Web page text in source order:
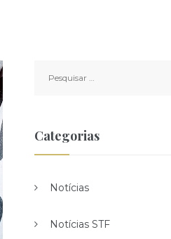
por:
Categorias
Notícias
Notícias STF